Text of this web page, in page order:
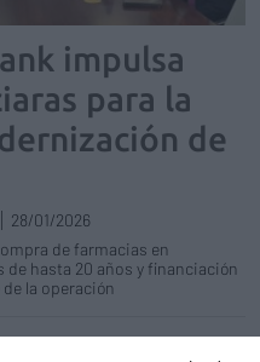
impulsa
para la
de
28/01/2026
de farmacias en
hasta 20 años y financiación
la operación